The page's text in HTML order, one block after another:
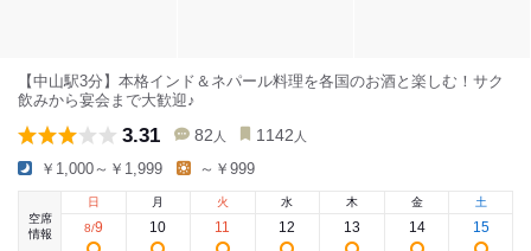
【中山駅3分】本格インド＆ネパール料理を各国のお酒と楽しむ！サク
飲みから宴会まで大歓迎♪
3.31 82 人 1142 人
￥1,000～￥1,999 ～￥999
空席
情報
日
8/9
月
10
火
11
水
12
木
13
金
14
土
15